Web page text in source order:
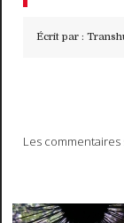
Écrit par :
Les commentaires